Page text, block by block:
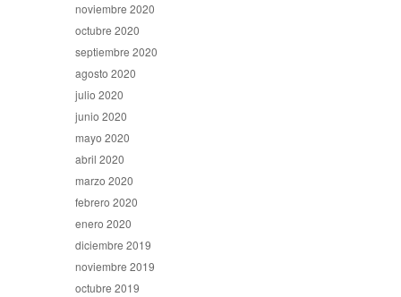
noviembre 2020
octubre 2020
septiembre 2020
agosto 2020
julio 2020
junio 2020
mayo 2020
abril 2020
marzo 2020
febrero 2020
enero 2020
diciembre 2019
noviembre 2019
octubre 2019